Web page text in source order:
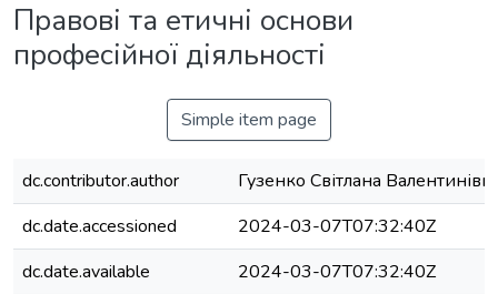
Правові та етичні основи
професійної діяльності
Simple item page
dc.contributor.author
Гузенко Світлана
dc.date.accessioned
2024-03-07T07:32:40Z
dc.date.available
2024-03-07T07:32:40Z